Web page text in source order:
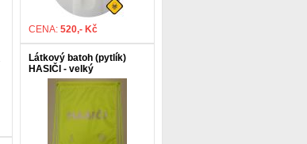
CENA: 520,- Kč
Látkový batoh (pytlík)
HASIČI - velký